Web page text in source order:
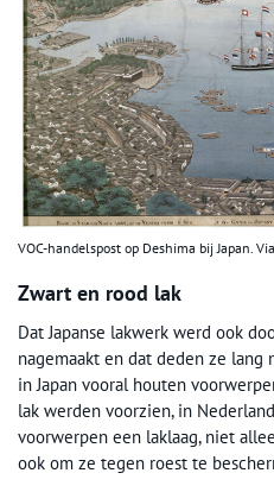
VOC-handelspost op Deshima bij Japan.
Zwart en rood lak
Dat Japanse lakwerk werd ook
nagemaakt en dat deden ze
in Japan vooral houten
lak werden voorzien, in
voorwerpen een laklaag, niet
ook om ze tegen roest te